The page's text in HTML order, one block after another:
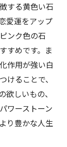
する黄色い石
愛運をアップ
ンク色の石
すめです。ま
作用が強い白
けることで、
しいもの、
ワーストーン
り豊かな人生